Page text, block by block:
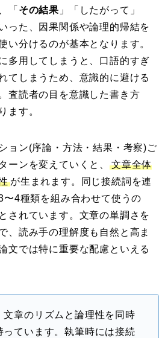
「 その結果 」「したがって」
った、因果関係や論理的帰結を
い分けるのが基本となります。
多用してしまうと、口語的すぎ
てしまうため、意識的に避ける
査読者の目を意識した書き方
ます。
ョン(序論・方法・結果・考察)ご
ーンを変えていくと、
文章全体
が生まれます。同じ接続詞を連
〜4種類を組み合わせて使うの
されています。文章の単調さを
、読み手の理解度も自然と高ま
文では特に重要な配慮といえる
文章のリズムと論理性を同時
っています。執筆時には接続